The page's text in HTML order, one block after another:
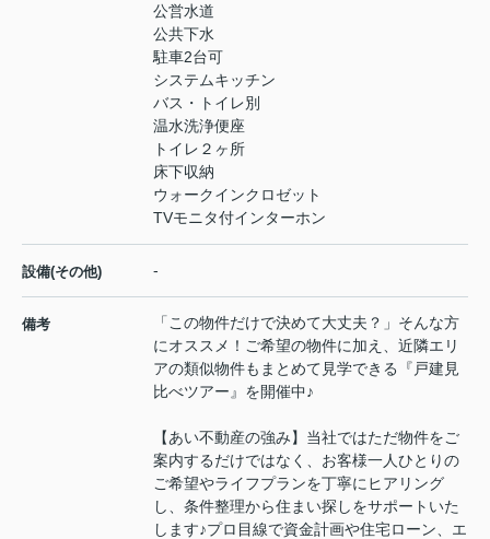
公営水道
公共下水
駐車2台可
システムキッチン
バス・トイレ別
温水洗浄便座
トイレ２ヶ所
床下収納
ウォークインクロゼット
TVモニタ付インターホン
設備(その他) -
備考
「この物件だけで決めて大丈夫？」そんな方
にオススメ！ご希望の物件に加え、近隣エリ
アの類似物件もまとめて見学できる『戸建見
比べツアー』を開催中♪
【あい不動産の強み】当社ではただ物件をご
案内するだけではなく、お客様一人ひとりの
ご希望やライフプランを丁寧にヒアリング
し、条件整理から住まい探しをサポートいた
します♪プロ目線で資金計画や住宅ローン、エ